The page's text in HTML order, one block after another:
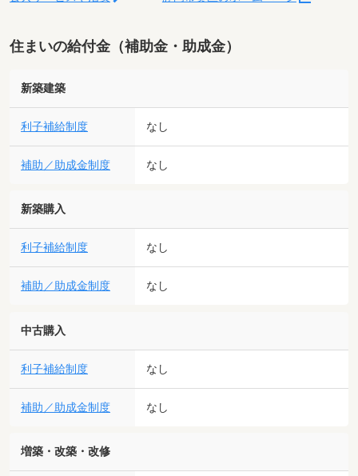
住まいの給付金（補助金・助成金）
新築建築
利子補給制度 なし
補助／助成金制度 なし
新築購入
利子補給制度 なし
補助／助成金制度 なし
中古購入
利子補給制度 なし
補助／助成金制度 なし
増築・改築・改修